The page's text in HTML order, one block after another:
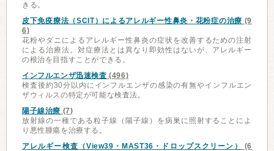
きる。
皮下免疫療法（SCIT）によるアレルギー性鼻炎・花粉症の治療 (9
6)
花粉やダニによるアレルギー性鼻炎の症状を改善するための注射
による治療法。対症療法とは異なり即効性はないが、アレルギー
の根治を目指すことができる。
インフルエンザ迅速検査 (496)
検査後約30分以内にインフルエンザの感染の有無やインフルエン
ザウィルスの特定が可能な検査法。
陽子線治療 (7)
放射線の一種である粒子線（陽子線）を病巣に照射することによ
り悪性腫瘍を治療する。
アレルギー検査（View39・MAST36・ドロップスクリーン）
(6